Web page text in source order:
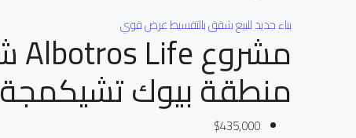
بناء جديدللبيعشقق بالتقسيطعرض قوي
منطقة بيوك تشيكمجة
$435,000